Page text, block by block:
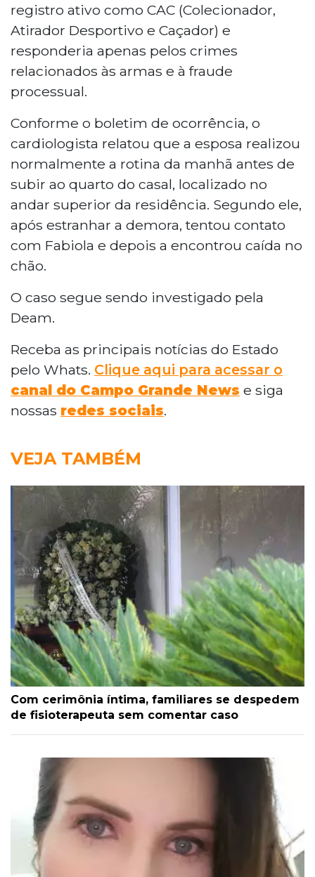
registro ativo como CAC (Colecionador,
Atirador Desportivo e Caçador) e
responderia apenas pelos crimes
relacionados às armas e à fraude
processual.
Conforme o boletim de ocorrência, o
cardiologista relatou que a esposa realizou
normalmente a rotina da manhã antes de
subir ao quarto do casal, localizado no
andar superior da residência. Segundo ele,
após estranhar a demora, tentou contato
com Fabiola e depois a encontrou caída no
chão.
O caso segue sendo investigado pela
Deam.
Receba as principais notícias do Estado
pelo Whats. Clique aqui para acessar o
canal do Campo Grande News e siga
nossas redes sociais.
VEJA TAMBÉM
Com cerimônia íntima, familiares se despedem
de fisioterapeuta sem comentar caso